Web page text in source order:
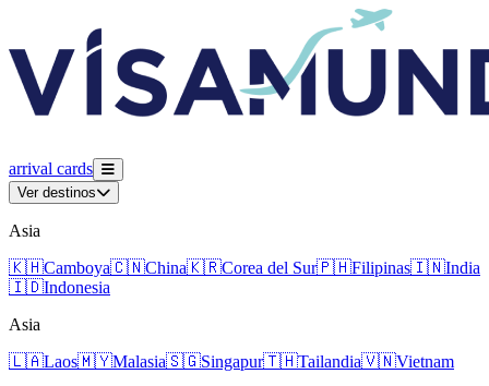
arrival cards
Ver destinos
Asia
🇰🇭Camboya🇨🇳China🇰🇷Corea del Sur🇵🇭Filipinas🇮🇳India
🇮🇩Indonesia
Asia
🇱🇦Laos🇲🇾Malasia🇸🇬Singapur🇹🇭Tailandia🇻🇳Vietnam